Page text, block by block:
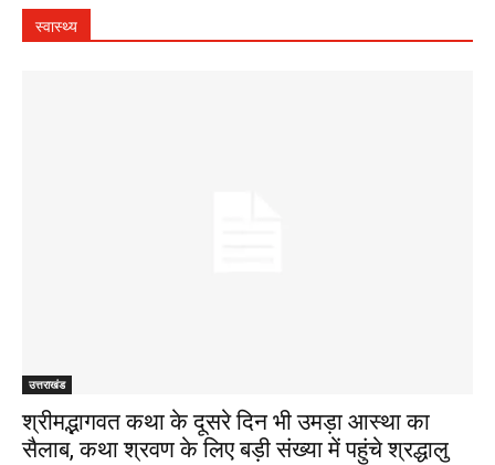
स्वास्थ्य
उत्तराखंड
श्रीमद्भागवत कथा के दूसरे दिन भी उमड़ा आस्था का
सैलाब, कथा श्रवण के लिए बड़ी संख्या में पहुंचे श्रद्धालु